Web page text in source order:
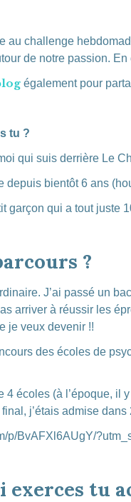
au challenge
de notre passion.
également pour
tu ?
qui suis derrière Le
depuis bientôt 6 ans
garçon qui a tout juste
?
J’ai passé un
arriver à réussir les
je veux devenir !!
des écoles de
4 écoles (à l’époque, il
j’étais admise
p/BvAFXl6AUgY/
exerces tu